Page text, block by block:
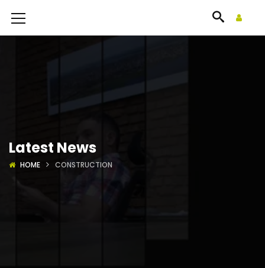
Latest News
HOME CONSTRUCTION